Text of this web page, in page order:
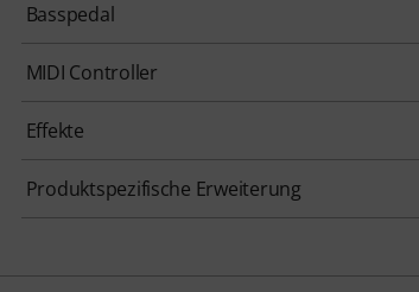
Basspedal
MIDI Controller
Effekte
Produktspezifische Erweiterung